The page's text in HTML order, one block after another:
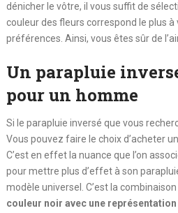
dénicher le vôtre, il vous suffit de
couleur des fleurs correspond le plus à
préférences. Ainsi, vous êtes sûr de
Un parapluie
pour un homme
Si le parapluie inversé que vous
Vous pouvez faire le choix d’acheter un
C’est en effet la nuance que l’on
pour mettre plus d’effet à son
modèle universel. C’est la
couleur noir avec une